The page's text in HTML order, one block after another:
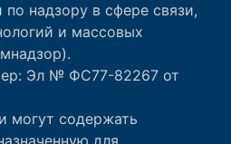
надзору в сфере связи,
и массовых
Эл № ФС77-82267 от
могут содержать